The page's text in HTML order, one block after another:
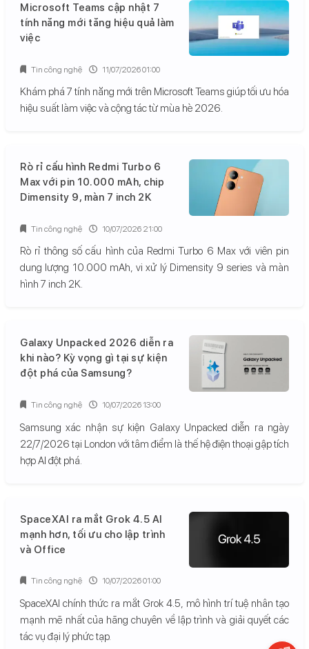
Microsoft Teams cập nhật 7
tính năng mới tăng hiệu quả làm
việc
Khám phá 7 tính năng mới trên Microsoft Teams giúp tối ưu hóa
hiệu suất làm việc và cộng tác từ mùa hè 2026.
Tin công nghệ 11/07/2026 01:00
Rò rỉ cấu hình Redmi Turbo 6
Max với pin 10.000 mAh, chip
Dimensity 9, màn 7 inch 2K
Rò rỉ thông số cấu hình của Redmi Turbo 6 Max với viên pin
dung lượng 10.000 mAh, vi xử lý Dimensity 9 series và màn
hình 7 inch 2K.
Tin công nghệ 10/07/2026 21:00
Galaxy Unpacked 2026 diễn ra
khi nào? Kỳ vọng gì tại sự kiện
đột phá của Samsung?
Samsung xác nhận sự kiện Galaxy Unpacked diễn ra ngày
22/7/2026 tại London với tâm điểm là thế hệ điện thoại gập tích
hợp AI đột phá.
Tin công nghệ 10/07/2026 13:00
SpaceXAI ra mắt Grok 4.5 AI
mạnh hơn, tối ưu cho lập trình
và Office
SpaceXAI chính thức ra mắt Grok 4.5, mô hình trí tuệ nhân tạo
mạnh mẽ nhất của hãng chuyên về lập trình và giải quyết các
tác vụ đại lý phức tạp.
Tin công nghệ 10/07/2026 01:00